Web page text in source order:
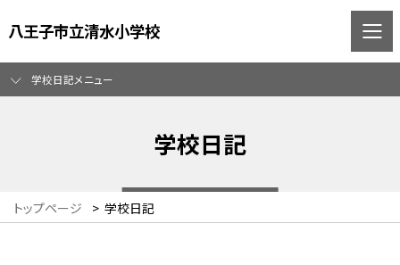
八王子市立清水小学校
学校日記メニュー
学校日記
トップページ > 学校日記